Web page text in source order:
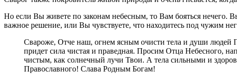
Но если Вы живете по законам небесным, то Вам бояться нечего.
важное решение, или Вы чувствуете, что находитесь под чужим
Свароже, Отче наш, огнем ясным очисти тела и души людей
придет сила чистая и праведная. Просим Отца Небесного,
чистым, как солнечный лучи Твои. А тела сильными и
Православного! Слава Родным Богам!